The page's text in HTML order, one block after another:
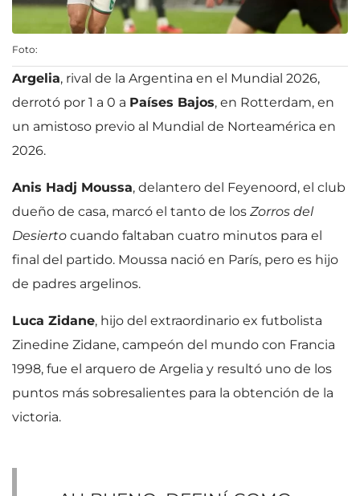
Foto:
Argelia, rival de la Argentina en el Mundial 2026,
derrotó por 1 a 0 a Países Bajos, en Rotterdam, en
un amistoso previo al Mundial de Norteamérica en
2026.
Anis Hadj Moussa, delantero del Feyenoord, el club
dueño de casa, marcó el tanto de los Zorros del
Desierto cuando faltaban cuatro minutos para el
final del partido. Moussa nació en París, pero es hijo
de padres argelinos.
Luca Zidane, hijo del extraordinario ex futbolista
Zinedine Zidane, campeón del mundo con Francia
1998, fue el arquero de Argelia y resultó uno de los
puntos más sobresalientes para la obtención de la
victoria.